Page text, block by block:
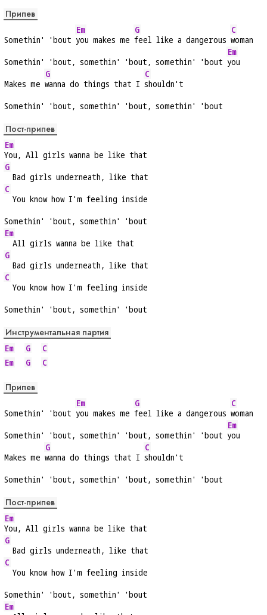
Припев
Somethin' 'bout
Em
you makes me
G
feel like a dangerous
C
woman
Somethin' 'bout, somethin' 'bout, somethin' 'bout
Em
you
Makes me
G
wanna do things that I
C
shouldn't
Somethin' 'bout, somethin' 'bout, somethin' 'bout
Пост-припев
Em
You, All girls wanna be like that
G
  Bad girls underneath, like that
C
  You know how I'm feeling inside
Somethin' 'bout, somethin' 'bout
Em
  All girls wanna be like that
G
  Bad girls underneath, like that
C
  You know how I'm feeling inside
Somethin' 'bout, somethin' 'bout
Инструментальная партия
Em G
C
Em
G C
Припев
Somethin' 'bout
Em
you makes me
G
feel like a dangerous
C
woman
Somethin' 'bout, somethin' 'bout, somethin' 'bout
Em
you
Makes me
G
wanna do things that I
C
shouldn't
Somethin' 'bout, somethin' 'bout, somethin' 'bout
Пост-припев
Em
You, All girls wanna be like that
G
  Bad girls underneath, like that
C
  You know how I'm feeling inside
Somethin' 'bout, somethin' 'bout
Em